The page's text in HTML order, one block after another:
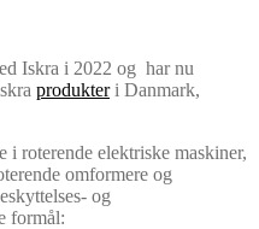
Iskra i 2022 og har nu
produkter i Danmark,
i roterende elektriske maskiner,
omformere og
og
formål: